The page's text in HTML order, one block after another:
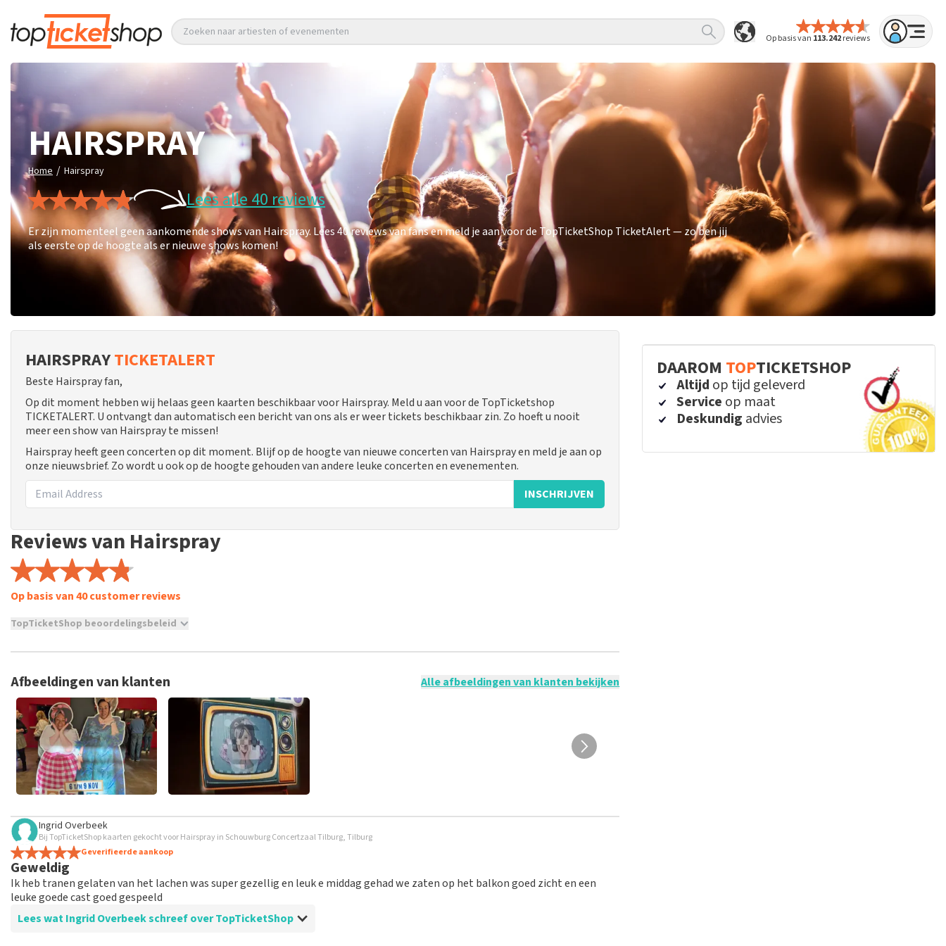
Op basis van 113.242reviews
Zoeken naar artiesten of evenementen
HAIRSPRAY
Home / Hairspray
Lees alle 40 reviews
Er zijn momenteel geen aankomende shows van Hairspray. Lees 40 reviews van fans en meld je aan voor de TopTicketShop TicketAlert — zo ben jij
als eerste op de hoogte als er nieuwe shows komen!
HAIRSPRAYTICKETALERT
Beste Hairspray fan,
Op dit moment hebben wij helaas geen kaarten beschikbaar voor Hairspray. Meld u aan voor de TopTicketshop
TICKETALERT. U ontvangt dan automatisch een bericht van ons als er weer tickets beschikbaar zin. Zo hoeft u nooit
meer een show van Hairspray te missen!
Hairspray heeft geen concerten op dit moment. Blijf op de hoogte van nieuwe concerten van Hairspray en meld je aan op
onze nieuwsbrief. Zo wordt u ook op de hoogte gehouden van andere leuke concerten en evenementen.
INSCHRIJVEN
Reviews van Hairspray
Op basis van 40 customer reviews
TopTicketShop beoordelingsbeleid
TopTicketShop verzamelt reviews van echte klanten. Het is niet mogelijk om een review achter te laten als je geen tickets
weken duren voordat een review wordt geplaatst.
Afbeeldingen van klanten Alle afbeeldingen van klanten bekijken
Ingrid Overbeek
Bij TopTicketShop kaarten gekocht voor Hairspray in Schouwburg Concertzaal Tilburg, Tilburg
Geverifieerde aankoop
Geweldig
Ik heb tranen gelaten van het lachen was super gezellig en leuk e middag gehad we zaten op het balkon goed zicht en een
leuke goede cast goed gespeeld
Lees wat Ingrid Overbeek schreef over TopTicketShop
DAAROM TOPTICKETSHOP
Altijd op tijd geleverd
Service op maat
Deskundig advies